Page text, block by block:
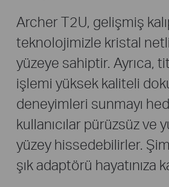
Archer T2U, gelişmiş
teknolojimizle kristal
yüzeye sahiptir. Ayrıca,
işlemi yüksek kaliteli
deneyimleri sunmayı
kullanıcılar pürüzsüz ve
yüzey hissedebilirler.
şık adaptörü hayatınıza